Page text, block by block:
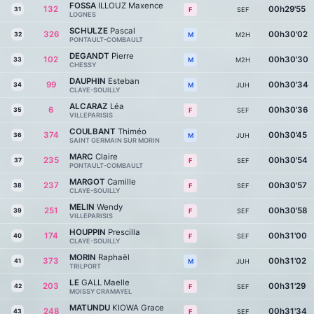
31 132 FOSSA ILLOUZ Maxence
LOGNES
F SEF 00h29'55
32 326 SCHULZE Pascal
PONTAULT-COMBAULT
M M2H 00h30'02
33 102 DEGANDT Pierre
CHESSY
M M2H 00h30'30
34 99 DAUPHIN Esteban
CLAYE-SOUILLY
M JUH 00h30'34
35 6 ALCARAZ Léa
VILLEPARISIS
F SEF 00h30'36
36 374 COULBANT Thiméo
SAINT GERMAIN SUR MORIN
M JUH 00h30'45
37 235 MARC Claire
PONTAULT-COMBAULT
F SEF 00h30'54
38 237 MARGOT Camille
CLAYE-SOUILLY
F SEF 00h30'57
39 251 MELIN Wendy
VILLEPARISIS
F SEF 00h30'58
40 174 HOUPPIN Prescilla
CLAYE-SOUILLY
F SEF 00h31'00
41 373 MORIN Raphaël
TRILPORT
M JUH 00h31'02
42 203 LE GALL Maelle
MOISSY CRAMAYEL
F SEF 00h31'29
43 248 MATUNDU KIOWA Grace F SEF 00h31'34